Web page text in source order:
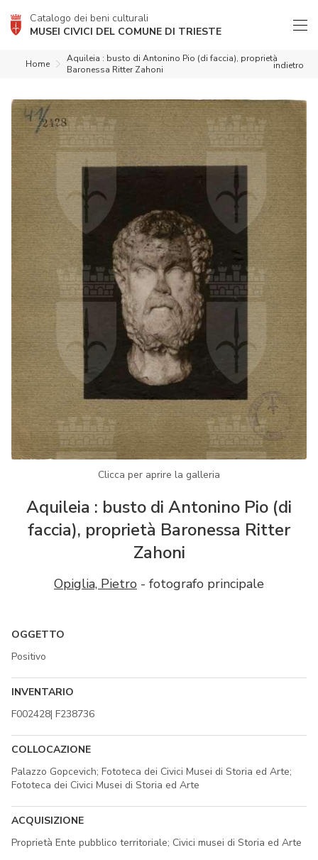
Catalogo dei beni culturali
MUSEI CIVICI DEL COMUNE DI TRIESTE
indietro
Home
Aquileia : busto di Antonino Pio (di faccia), proprietà
Baronessa Ritter Zahoni
Clicca per aprire la galleria
Aquileia : busto di Antonino Pio (di
faccia), proprietà Baronessa Ritter
Zahoni
Opiglia, Pietro - fotografo principale
OGGETTO
Positivo
INVENTARIO
F002428| F238736
COLLOCAZIONE
Palazzo Gopcevich; Fototeca dei Civici Musei di Storia ed Arte;
Fototeca dei Civici Musei di Storia ed Arte
ACQUISIZIONE
Proprietà Ente pubblico territoriale; Civici musei di Storia ed Arte